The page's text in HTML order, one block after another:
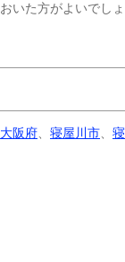
いた方がよいでしょ
大阪府、 寝屋川市、